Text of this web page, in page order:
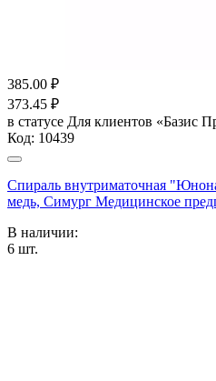
385.00 ₽
373.45 ₽
в статусе Для клиентов «Базис
Код: 10439
Спираль внутриматочная
медь, Симург Медицинское
В наличии:
6 шт.